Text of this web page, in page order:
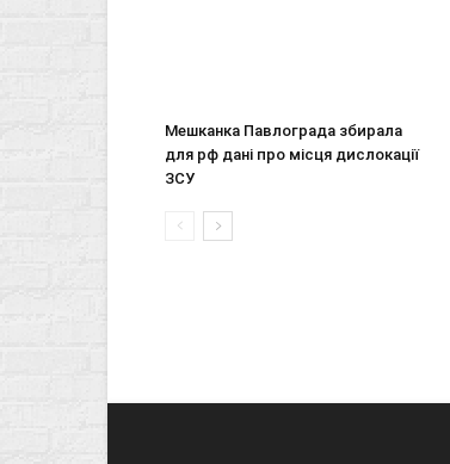
Мешканка Павлограда збирала
для рф дані про місця дислокації
ЗСУ